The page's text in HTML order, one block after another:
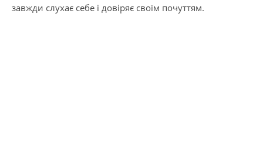
завжди слухає себе і довіряє своїм почуттям.